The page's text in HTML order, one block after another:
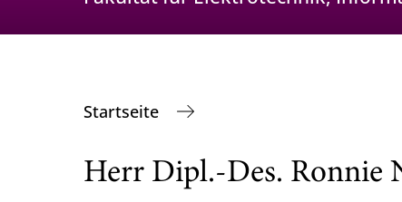
Startseite
Herr Dipl.-Des. Ronnie